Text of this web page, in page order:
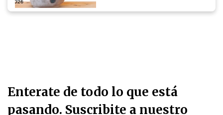
Enterate de todo lo que está
pasando. Suscribite a nuestro